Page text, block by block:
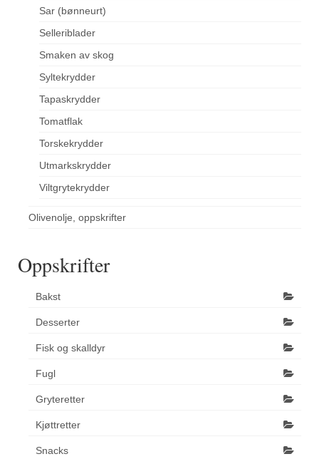
Sar (bønneurt)
Selleriblader
Smaken av skog
Syltekrydder
Tapaskrydder
Tomatflak
Torskekrydder
Utmarkskrydder
Viltgrytekrydder
Olivenolje, oppskrifter
Oppskrifter
Bakst
Desserter
Fisk og skalldyr
Fugl
Gryteretter
Kjøttretter
Snacks